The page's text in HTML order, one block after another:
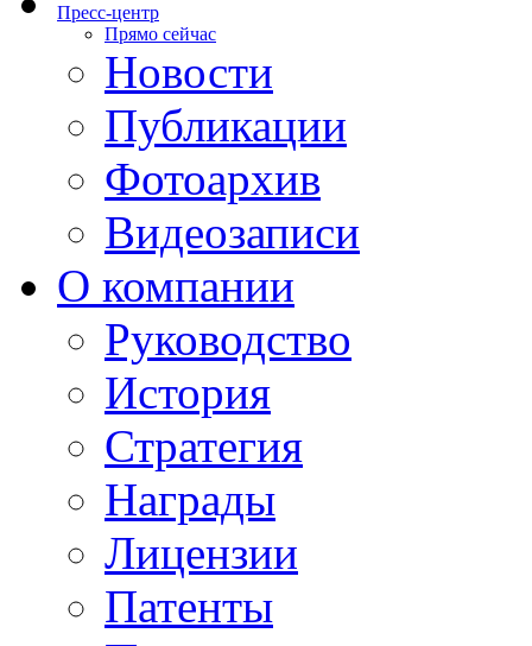
Пресс-центр
Прямо сейчас
Новости
Публикации
Фотоархив
Видеозаписи
О компании
Руководство
История
Стратегия
Награды
Лицензии
Патенты